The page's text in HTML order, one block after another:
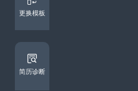
更换模板
简历诊断